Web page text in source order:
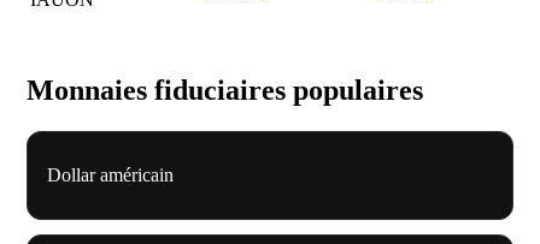
Monnaies fiduciaires populaires
Dollar américain